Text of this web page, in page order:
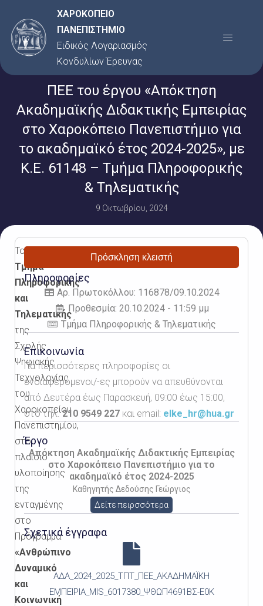
στο
περιεχόμενο
ΧΑΡΟΚΟΠΕΙΟ
ΠΑΝΕΠΙΣΤΗΜΙΟ
Ειδικός Λογαριασμός
Κονδυλίων Έρευνας
Menu
ΠΕΕ του έργου «Απόκτηση
Ακαδημαϊκής Διδακτικής Εμπειρίας
στο Χαροκόπειο Πανεπιστήμιο για
το ακαδημαϊκό έτος 2024-2025», με
Κ.Ε. 61148 – Τμήμα Πληροφορικής
& Τηλεματικής
9 Οκτωβρίου, 2024
Το
Τμήμα
Πληροφορικής
και
Τηλεματικής
της
Σχολής
Ψηφιακής
Τεχνολογίας
του
Χαροκοπείου
Πανεπιστημίου,
στο
πλαίσιο
υλοποίησης
της
ενταγμένης
στο
Πρόγραμμα
«Ανθρώπινο
Δυναμικό
και
Κοινωνική
Πρόσκληση κλειστή
Πληροφορίες
Αρ. Πρωτοκόλλου: 116878/09.10.2024
Προθεσμία: 20.10.2024 - 11:59 μμ
Τμήμα Πληροφορικής & Τηλεματικής
Επικοινωνία
Για περισσότερες πληροφορίες οι
ενδιαφερόμενοι/-ες μπορούν να απευθύνονται
από Δευτέρα έως Παρασκευή, 09:00 έως 15:00,
στο τηλ.210 9549 227 και email: elke_hr@hua.gr
Έργο
Απόκτηση Ακαδημαϊκής Διδακτικής Εμπειρίας
στο Χαροκόπειο Πανεπιστήμιο για το
ακαδημαϊκό έτος 2024-2025
Καθηγητής Δεδούσης Γεώργιος
Δείτε πειρσσότερα
Σχετικά έγγραφα
ΑΔΑ_2024_2025_ΤΠΤ_ΠΕΕ_ΑΚΑΔΗΜΑΪΚΗ
ΕΜΠΕΙΡΙΑ_MIS_6017380_ΨΘΩΠ4691ΒΣ-Ε0Κ